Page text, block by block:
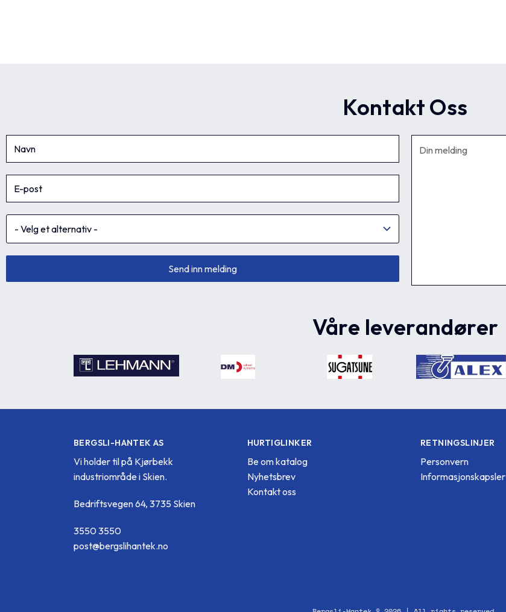
Kontakt Oss
Våre leverandører
BERGSLI-HANTEK AS
Vi holder til på Kjørbekk
industriområde i Skien.
Bedriftsvegen 64, 3735 Skien
3550 3550
post@bergslihantek.no
HURTIGLINKER
Be om katalog
Nyhetsbrev
Kontakt oss
RETNINGSLINJER
Personvern
Informasjonskapsler